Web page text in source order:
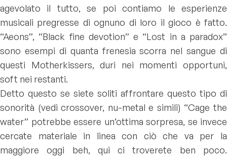
agevolato il tutto, se poi contiamo le esperienze
musicali pregresse di ognuno di loro il gioco è fatto.
“Aeons”, “Black fine devotion” e “Lost in a paradox”
sono esempi di quanta frenesia scorra nel sangue di
questi Motherkissers, duri nei momenti opportuni,
soft nei restanti.
Detto questo se siete soliti affrontare questo tipo di
sonorità (vedi crossover, nu-metal e simili) “Cage the
water” potrebbe essere un’ottima sorpresa, se invece
cercate materiale in linea con ciò che va per la
maggiore oggi beh, qui ci troverete ben poco.